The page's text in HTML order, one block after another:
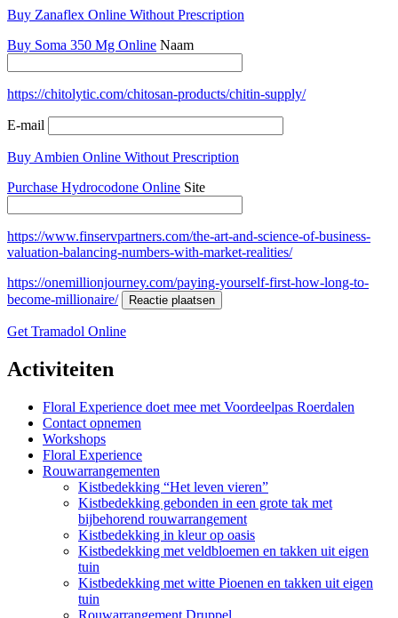
Buy Zanaflex Online Without Prescription
Buy Soma 350 Mg Online Naam
https://chitolytic.com/chitosan-products/chitin-supply/
E-mail
Buy Ambien Online Without Prescription
Purchase Hydrocodone Online Site
https://www.finservpartners.com/the-art-and-science-of-business-
valuation-balancing-numbers-with-market-realities/
https://onemillionjourney.com/paying-yourself-first-how-long-to-
become-millionaire/
Get Tramadol Online
Activiteiten
Floral Experience doet mee met Voordeelpas Roerdalen
Contact opnemen
Workshops
Floral Experience
Rouwarrangementen
Kistbedekking “Het leven vieren”
Kistbedekking gebonden in een grote tak met
bijbehorend rouwarrangement
Kistbedekking in kleur op oasis
Kistbedekking met veldbloemen en takken uit eigen
tuin
Kistbedekking met witte Pioenen en takken uit eigen
tuin
Rouwarrangement Druppel